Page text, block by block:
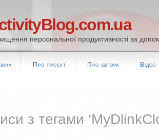
персональної продуктивності за
Про проект Про автора Відео
з тегами